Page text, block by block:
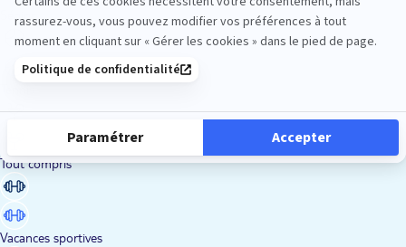
Sénior
Tout compris
Vacances sportives